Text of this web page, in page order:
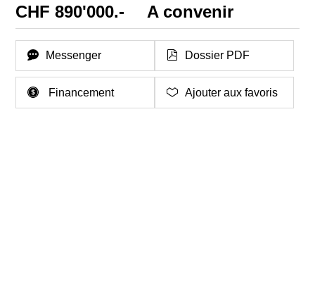
CHF 890'000.- A convenir
Messenger Dossier PDF
Financement Ajouter aux favoris